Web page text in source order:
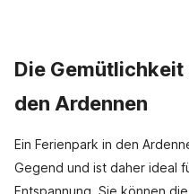
Die Gemütlichkeit
den Ardennen
Ein Ferienpark in den
Gegend und ist daher ideal
Entspannung. Sie können